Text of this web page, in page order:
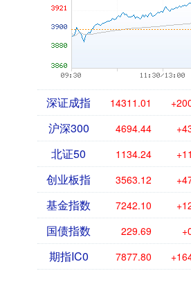
深证成指 14311.01
沪深300 4694.44
北证50 1134.24
创业板指 3563.12
基金指数 7242.10
国债指数 229.69
期指IC0 7877.80